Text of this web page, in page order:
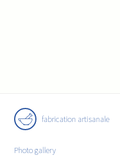
fabrication artisanale
Photo gallery